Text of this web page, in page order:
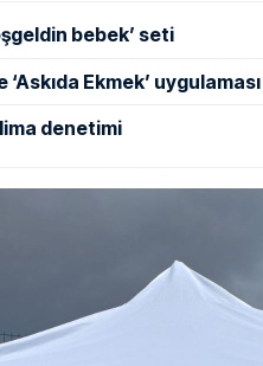
bebek’ seti
‘Askıda Ekmek’
denetimi